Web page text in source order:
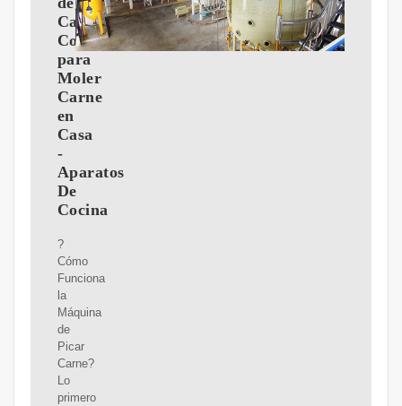
Carne?:
Consejos
para
Moler
Carne
en
Casa
-
Aparatos
De
Cocina
?
Cómo
Funciona
la
Máquina
de
Picar
Carne?
Lo
primero